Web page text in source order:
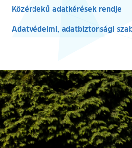
Közérdekű adatkérések rendje
Adatvédelmi, adatbiztonsági